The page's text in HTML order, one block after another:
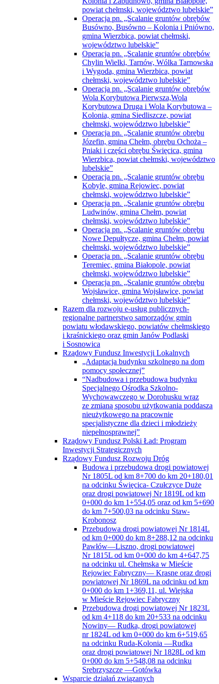
powiat chełmski, województwo lubelskie”
Operacja pn. „Scalanie gruntów obrębów
Busówno, Busówno – Kolonia i Pniówno,
gmina Wierzbica, powiat chełmski,
województwo lubelskie”
Operacja pn. „Scalanie gruntów obrębów
Chylin Wielki, Tarnów, Wólka Tarnowska
i Wygoda, gmina Wierzbica, powiat
chełmski, województwo lubelskie”
Operacja pn. „Scalanie gruntów obrębów
Wola Korybutowa Pierwsza,Wola
Korybutowa Druga i Wola Korybutowa –
Kolonia, gmina Siedliszcze, powiat
chełmski, województwo lubelskie”
Operacja pn. „Scalanie gruntów obrębu
Józefin, gmina Chełm, obrębu Ochoża –
Pniaki i części obrębu Święcica, gmina
Wierzbica, powiat chełmski, województwo
lubelskie”
Operacja pn. „Scalanie gruntów obrębu
Kobyle, gmina Rejowiec, powiat
chełmski, województwo lubelskie”
Operacja pn. „Scalanie gruntów obrębu
Ludwinów, gmina Chełm, powiat
chełmski, województwo lubelskie”
Operacja pn. „Scalanie gruntów obrębu
Nowe Depułtycze, gmina Chełm, powiat
chełmski, województwo lubelskie”
Operacja pn. „Scalanie gruntów obrębu
Teremiec, gmina Białopole, powiat
chełmski, województwo lubelskie”
Operacja pn. „Scalanie gruntów obrębu
Wojsławice, gmina Wojsławice, powiat
chełmski, województwo lubelskie”
Razem dla rozwoju e-usług publicznych-
regionalne partnerstwo samorządów gmin
powiatu włodawskiego, powiatów chełmskiego
i kraśnickiego oraz gmin Janów Podlaski
i Sosnowica
Rządowy Fundusz Inwestycji Lokalnych
„Adaptacja budynku szkolnego na dom
pomocy społecznej”
“Nadbudowa i przebudowa budynku
Specjalnego Ośrodka Szkolno-
Wychowawczego w Dorohusku wraz
ze zmianą sposobu użytkowania poddasza
nieużytkowego na pracownie
specjalistyczne dla dzieci i młodzieży
niepełnosprawnej”
Rządowy Fundusz Polski Ład: Program
Inwestycji Strategicznych
Rządowy Fundusz Rozwoju Dróg
Budowa i przebudowa drogi powiatowej
Nr 1805L od km 8+700 do km 20+180,01
na odcinku Święcica- Czułczyce Duże
oraz drogi powiatowej Nr 1819L od km
0+000 do km 1+554,05 oraz od km 5+690
do km 7+500,03 na odcinku Staw-
Krobonosz
Przebudowa drogi powiatowej Nr 1814L
od km 0+000 do km 8+288,12 na odcinku
Pawłów—Liszno, drogi powiatowej
Nr 1815L od km 0+000 do km 4+647,75
na odcinku ul. Chełmska w Mieście
Rejowiec Fabryczny— Krasne oraz drogi
powiatowej Nr 1869L na odcinku od km
0+000 do km 1+369,11, ul. Wiejska
w Mieście Rejowiec Fabryczny
Przebudowa drogi powiatowej Nr 1823L
od km 4+118 do km 20+533 na odcinku
Nowiny— Rudka, drogi powiatowej
nr 1824L od km 0+000 do km 6+519,65
na odcinku Ruda-Kolonia —Rudka
oraz drogi powiatowej Nr 1828L od km
0+000 do km 5+548,08 na odcinku
Srebrzyszcze —Gotówka
Wsparcie działań związanych